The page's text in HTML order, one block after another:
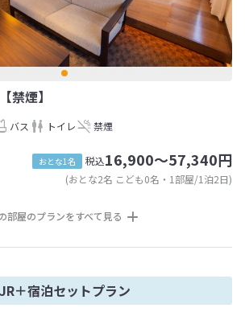
禁煙】
バス トイレ 禁煙
おとな1名 税込16,900～57,340円
(おとな2名 こども0名・1部屋/1泊2日)
部屋のプランをすべて見る
JR＋宿泊セットプラン